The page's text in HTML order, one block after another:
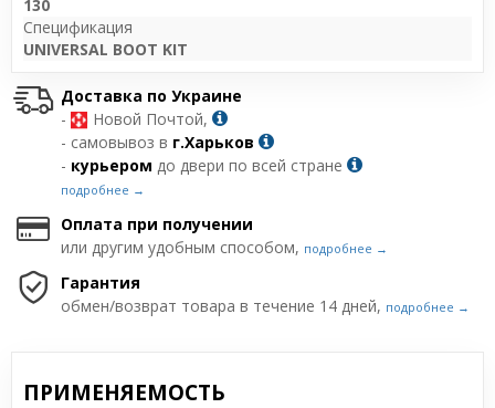
130
Спецификация
UNIVERSAL BOOT KIT
Доставка по Украине
-
Новой Почтой,
- самовывоз в г.Харьков
- курьером до двери по всей стране
подробнее →
Оплата при получении
или другим удобным способом, подробнее →
Гарантия
обмен/возврат товара в течение 14 дней, подробнее →
ПРИМЕНЯЕМОСТЬ